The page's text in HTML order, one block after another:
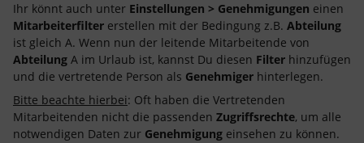
Ihr könnt auch unter Einstellungen > Genehmigungen einen
Mitarbeiterfilter erstellen mit der Bedingung z.B. Abteilung
ist gleich A. Wenn nun der leitende Mitarbeitende von
Abteilung A im Urlaub ist, kannst Du diesen Filter hinzufügen
und die vertretende Person als Genehmiger hinterlegen.
Bitte beachte hierbei: Oft haben die Vertretenden
Mitarbeitenden nicht die passenden Zugriffsrechte, um alle
notwendigen Daten zur Genehmigung einsehen zu können.